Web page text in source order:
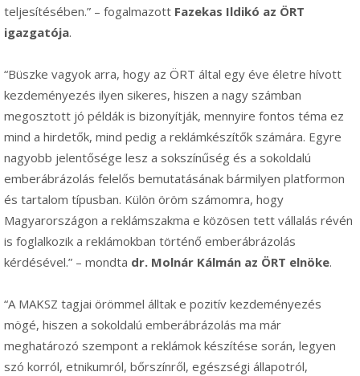
teljesítésében.” – fogalmazott Fazekas Ildikó az ÖRT
igazgatója.
“Büszke vagyok arra, hogy az ÖRT által egy éve életre hívott
kezdeményezés ilyen sikeres, hiszen a nagy számban
megosztott jó példák is bizonyítják, mennyire fontos téma ez
mind a hirdetők, mind pedig a reklámkészítők számára. Egyre
nagyobb jelentősége lesz a sokszínűség és a sokoldalú
emberábrázolás felelős bemutatásának bármilyen platformon
és tartalom típusban. Külön öröm számomra, hogy
Magyarországon a reklámszakma e közösen tett vállalás révén
is foglalkozik a reklámokban történő emberábrázolás
kérdésével.” – mondta dr. Molnár Kálmán az ÖRT elnöke.
“A MAKSZ tagjai örömmel álltak e pozitív kezdeményezés
mögé, hiszen a sokoldalú emberábrázolás ma már
meghatározó szempont a reklámok készítése során, legyen
szó korról, etnikumról, bőrszínről, egészségi állapotról,